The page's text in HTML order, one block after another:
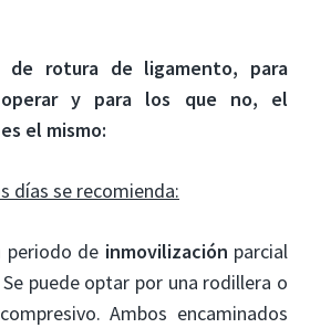
de rotura de ligamento, para
y para los que no, el
el mismo:
días se recomienda:
periodo de inmovilización parcial
puede optar por una rodillera o
Ambos encaminados